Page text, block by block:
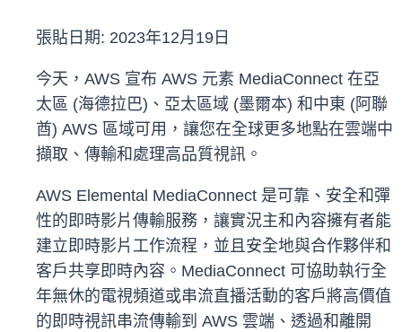
張貼日期: 2023年12月19日
今天，AWS 宣布 AWS 元素 MediaConnect 在亞
太區 (海德拉巴)、亞太區域 (墨爾本) 和中東 (阿聯
酋) AWS 區域可用，讓您在全球更多地點在雲端中
擷取、傳輸和處理高品質視訊。
AWS Elemental MediaConnect 是可靠、安全和彈
性的即時影片傳輸服務，讓實況主和內容擁有者能
建立即時影片工作流程，並且安全地與合作夥伴和
客戶共享即時內容。MediaConnect 可協助執行全
年無休的電視頻道或串流直播活動的客戶將高價值
的即時視訊串流傳輸到 AWS 雲端、透過和離開